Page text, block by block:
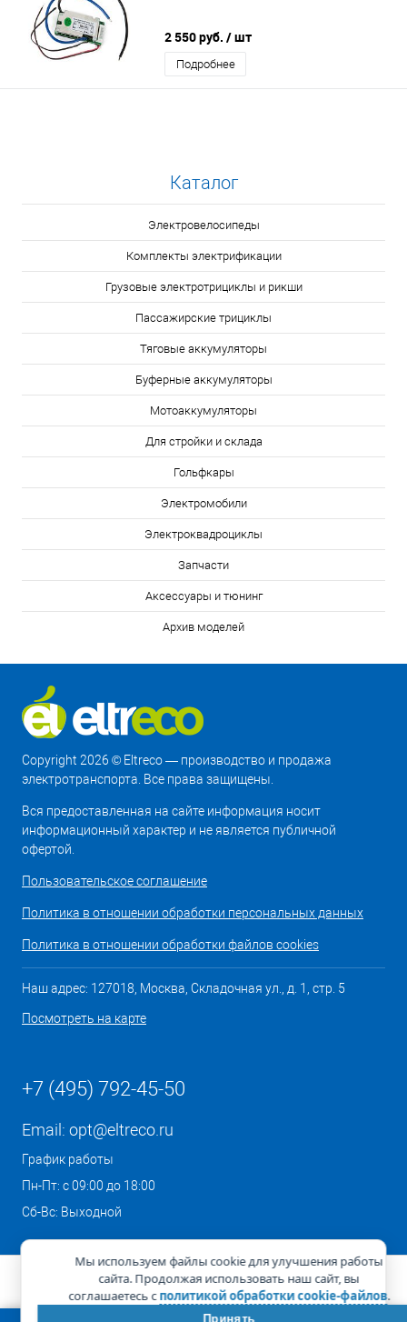
2 550 руб. / шт
Подробнее
Каталог
Электровелосипеды
Комплекты электрификации
Грузовые электротрициклы и рикши
Пассажирские трициклы
Тяговые аккумуляторы
Буферные аккумуляторы
Мотоаккумуляторы
Для стройки и склада
Гольфкары
Электромобили
Электроквадроциклы
Запчасти
Аксессуары и тюнинг
Архив моделей
Copyright 2026 © Eltreco — производство и продажа
электротранспорта. Все права защищены.
Вся предоставленная на сайте информация носит
информационный характер и не является публичной
офертой.
Пользовательское соглашение
Политика в отношении обработки персональных данных
Политика в отношении обработки файлов cookies
Наш адрес: 127018, Москва, Складочная ул., д. 1, стр. 5
Посмотреть на карте
+7 (495) 792-45-50
Email: opt@eltreco.ru
График работы
Пн-Пт: с 09:00 до 18:00
Сб-Вс: Выходной
Мы используем файлы cookie для улучшения работы
сайта. Продолжая использовать наш сайт, вы
соглашаетесь сполитикой обработки cookie-файлов.
Принять